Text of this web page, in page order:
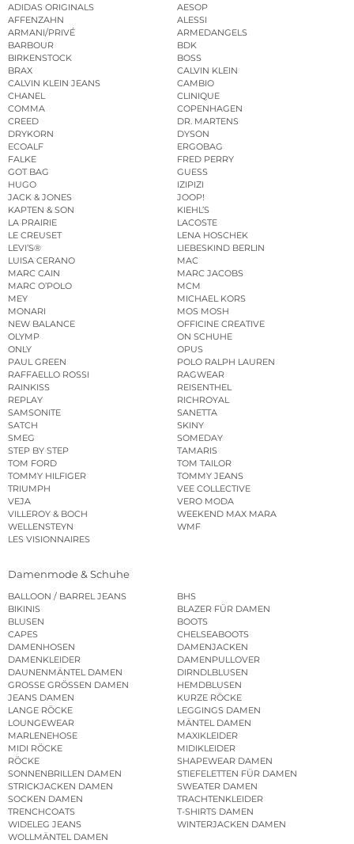
ADIDAS ORIGINALS
AESOP
AFFENZAHN
ALESSI
ARMANI/PRIVÉ
ARMEDANGELS
BARBOUR
BDK
BIRKENSTOCK
BOSS
BRAX
CALVIN KLEIN
CALVIN KLEIN JEANS
CAMBIO
CHANEL
CLINIQUE
COMMA
COPENHAGEN
CREED
DR. MARTENS
DRYKORN
DYSON
ECOALF
ERGOBAG
FALKE
FRED PERRY
GOT BAG
GUESS
HUGO
IZIPIZI
JACK & JONES
JOOP!
KAPTEN & SON
KIEHL’S
LA PRAIRIE
LACOSTE
LE CREUSET
LENA HOSCHEK
LEVI’S®
LIEBESKIND BERLIN
LUISA CERANO
MAC
MARC CAIN
MARC JACOBS
MARC O’POLO
MCM
MEY
MICHAEL KORS
MONARI
MOS MOSH
NEW BALANCE
OFFICINE CREATIVE
OLYMP
ON SCHUHE
ONLY
OPUS
PAUL GREEN
POLO RALPH LAUREN
RAFFAELLO ROSSI
RAGWEAR
RAINKISS
REISENTHEL
REPLAY
RICHROYAL
SAMSONITE
SANETTA
SATCH
SKINY
SMEG
SOMEDAY
STEP BY STEP
TAMARIS
TOM FORD
TOM TAILOR
TOMMY HILFIGER
TOMMY JEANS
TRIUMPH
VEE COLLECTIVE
VEJA
VERO MODA
VILLEROY & BOCH
WEEKEND MAX MARA
WELLENSTEYN
WMF
LES VISIONNAIRES
Damenmode & Schuhe
BALLOON / BARREL JEANS
BHS
BIKINIS
BLAZER FÜR DAMEN
BLUSEN
BOOTS
CAPES
CHELSEABOOTS
DAMENHOSEN
DAMENJACKEN
DAMENKLEIDER
DAMENPULLOVER
DAUNENMÄNTEL DAMEN
DIRNDLBLUSEN
GROSSE GRÖSSEN DAMEN
HEMDBLUSEN
JEANS DAMEN
KURZE RÖCKE
LANGE RÖCKE
LEGGINGS DAMEN
LOUNGEWEAR
MÄNTEL DAMEN
MARLENEHOSE
MAXIKLEIDER
MIDI RÖCKE
MIDIKLEIDER
RÖCKE
SHAPEWEAR DAMEN
SONNENBRILLEN DAMEN
STIEFELETTEN FÜR DAMEN
STRICKJACKEN DAMEN
SWEATER DAMEN
SOCKEN DAMEN
TRACHTENKLEIDER
TRENCHCOATS
T-SHIRTS DAMEN
WIDELEG JEANS
WINTERJACKEN DAMEN
WOLLMÄNTEL DAMEN